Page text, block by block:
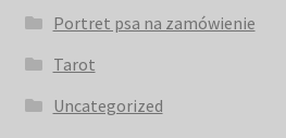
Portret psa na zamówienie
Tarot
Uncategorized